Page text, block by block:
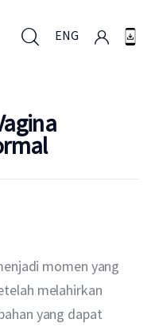
ENG
momen yang
melahirkan
yang dapat